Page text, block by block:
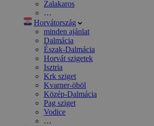
Zalakaros
…
Horvátország
minden ajánlat
Dalmácia
Észak-Dalmácia
Horvát szigetek
Isztria
Krk sziget
Kvarner-öböl
Közép-Dalmácia
Pag sziget
Vodice
…